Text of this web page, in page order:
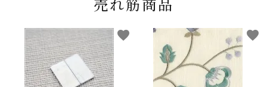
売れ筋商品
favorite favorite